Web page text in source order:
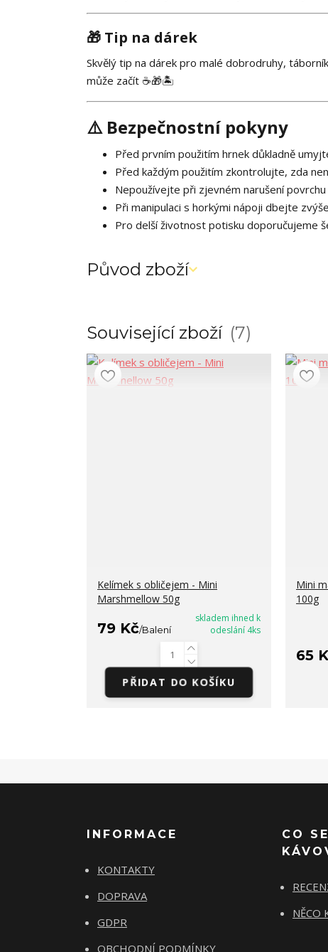
🎁 Tip na dárek
Skvělý tip na dárek pro malé dobrodruhy,
může začít ☕🎁🏝️
⚠️ Bezpečnostní pokyny
Před prvním použitím hrnek důkladně
Před každým použitím zkontrolujte, zda
Nepoužívejte při zjevném narušení povrchu
Při manipulaci s horkými nápoji dbejte
Pro delší životnost potisku doporučujeme
Původ zboží
Související zboží 7
Kelímek s obličejem - Mini
Marshmellow 50g
79 Kč/Balení
skladem ihned k
odeslání 4ks
PŘIDAT DO KOŠÍKU
Mini
100g
65
INFORMACE
KONTAKTY
DOPRAVA
GDPR
OBCHODNÍ PODMÍNKY
CO
NĚCO